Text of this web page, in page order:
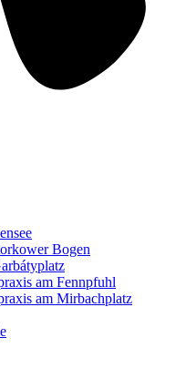
Bogen
am Fennpfuhl
am Mirbachplatz